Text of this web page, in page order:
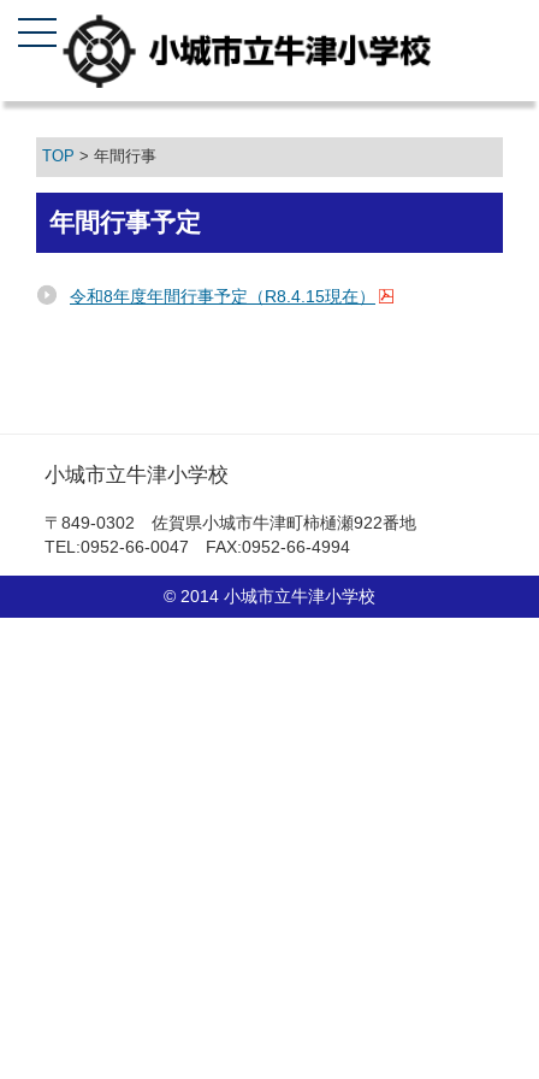
TOP > 年間行事
年間行事予定
令和8年度年間行事予定（R8.4.15現在）
小城市立牛津小学校
〒849-0302 佐賀県小城市牛津町柿樋瀬922番地
TEL:0952-66-0047 FAX:0952-66-4994
© 2014 小城市立牛津小学校